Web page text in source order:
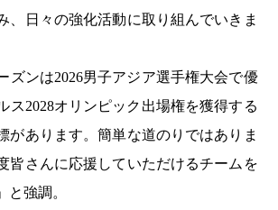
、日々の強化活動に取り組んでいきま
ズンは2026男子アジア選手権大会で優
ス2028オリンピック出場権を獲得する
があります。簡単な道のりではありま
皆さんに応援していただけるチームを
と強調。